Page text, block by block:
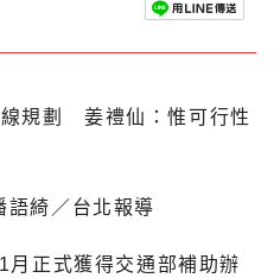
綺／台北報導
正式獲得交通部補助辦